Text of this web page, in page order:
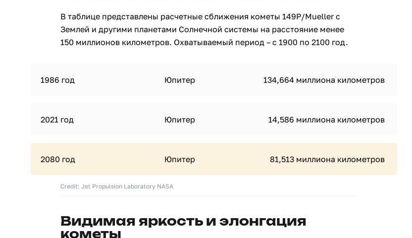
В таблице представлены расчетные сближения кометы 149P/Mueller с
Землей и другими планетами Солнечной системы на расстояние менее
150 миллионов километров. Охватываемый период – с 1900 по 2100 год.
1986 год Юпитер 134,664 миллиона километров
2021 год Юпитер 14,586 миллиона километров
2080 год Юпитер 81,513 миллиона километров
Credit: Jet Propulsion Laboratory NASA
Видимая яркость и элонгация
кометы